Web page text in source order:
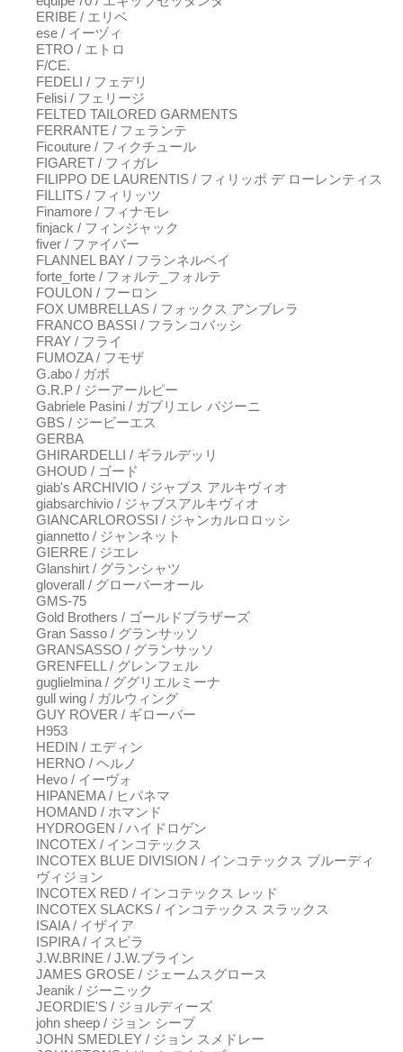
ERIBE / エリベ
ese / イーヅィ
ETRO / エトロ
F/CE.
FEDELI / フェデリ
Felisi / フェリージ
FELTED TAILORED GARMENTS
FERRANTE / フェランテ
Ficouture / フィクチュール
FIGARET / フィガレ
FILIPPO DE LAURENTIS / フィリッポ デ ローレンティス
FILLITS / フィリッツ
Finamore / フィナモレ
finjack / フィンジャック
fiver / ファイバー
FLANNEL BAY / フランネルベイ
forte_forte / フォルテ_フォルテ
FOULON / フーロン
FOX UMBRELLAS / フォックス アンブレラ
FRANCO BASSI / フランコバッシ
FRAY / フライ
FUMOZA / フモザ
G.abo / ガボ
G.R.P / ジーアールピー
Gabriele Pasini / ガブリエレ パジーニ
GBS / ジービーエス
GERBA
GHIRARDELLI / ギラルデッリ
GHOUD / ゴード
giab's ARCHIVIO / ジャブス アルキヴィオ
giabsarchivio / ジャブスアルキヴィオ
GIANCARLOROSSI / ジャンカルロロッシ
giannetto / ジャンネット
GIERRE / ジエレ
Glanshirt / グランシャツ
gloverall / グローバーオール
GMS-75
Gold Brothers / ゴールドブラザーズ
Gran Sasso / グランサッソ
GRANSASSO / グランサッソ
GRENFELL / グレンフェル
guglielmina / ググリエルミーナ
gull wing / ガルウィング
GUY ROVER / ギローバー
H953
HEDIN / エディン
HERNO / ヘルノ
Hevo / イーヴォ
HIPANEMA / ヒパネマ
HOMAND / ホマンド
HYDROGEN / ハイドロゲン
INCOTEX / インコテックス
INCOTEX BLUE DIVISION / インコテックス ブルーディ
ヴィジョン
INCOTEX RED / インコテックス レッド
INCOTEX SLACKS / インコテックス スラックス
ISAIA / イザイア
ISPIRA / イスピラ
J.W.BRINE / J.W.ブライン
JAMES GROSE / ジェームスグロース
Jeanik / ジーニック
JEORDIE'S / ジョルディーズ
john sheep / ジョン シープ
JOHN SMEDLEY / ジョン スメドレー